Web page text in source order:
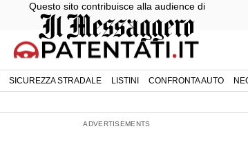
SICUREZZA STRADALE LISTINI CONFRONTA AUTO
Questo sito contribuisce alla audience di